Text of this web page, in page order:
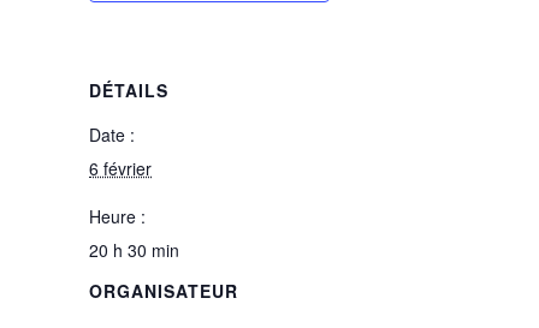
DÉTAILS
Date :
6 février
Heure :
20 h 30 min
ORGANISATEUR